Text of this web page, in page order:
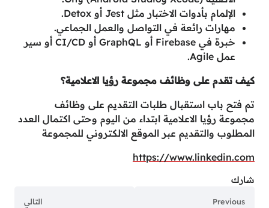
الإلمام بأدوات الاختبار مثل Jest أو Detox.
مهارات رائعة في التواصل والعمل الجماعي.
خبرة في Firebase أو GraphQL أو CI/CD أو سير
عمل Agile.
كيف تقدم على وظائف مجموعة رؤيا الاعلامية؟
تم فتح باب استقبال طلبات التقديم على وظائف
مجموعة رؤيا الاعلامية ابتداء من اليوم وحتى اكتمال العدد
المطلوب والتقديم عبر الموقع الالكتروني للمجموعة
https://www.linkedin.com
شارك
Previous التالي